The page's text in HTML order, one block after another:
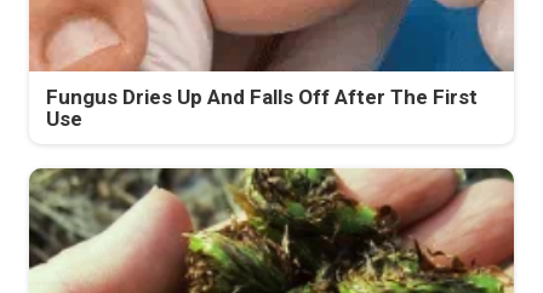
Fungus Dries Up And Falls Off After The First
Use